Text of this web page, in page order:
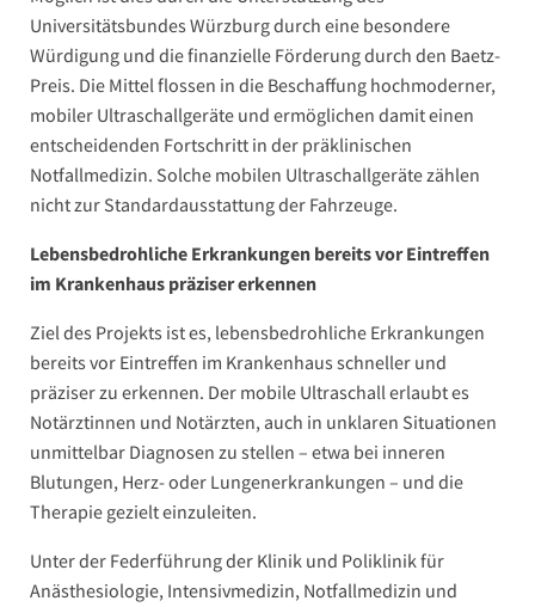
Universitätsbundes Würzburg durch eine besondere
Würdigung und die finanzielle Förderung durch den Baetz-
Preis. Die Mittel flossen in die Beschaffung hochmoderner,
mobiler Ultraschallgeräte und ermöglichen damit einen
entscheidenden Fortschritt in der präklinischen
Notfallmedizin. Solche mobilen Ultraschallgeräte zählen
nicht zur Standardausstattung der Fahrzeuge.
Lebensbedrohliche Erkrankungen bereits vor Eintreffen
im Krankenhaus präziser erkennen
Ziel des Projekts ist es, lebensbedrohliche Erkrankungen
bereits vor Eintreffen im Krankenhaus schneller und
präziser zu erkennen. Der mobile Ultraschall erlaubt es
Notärztinnen und Notärzten, auch in unklaren Situationen
unmittelbar Diagnosen zu stellen – etwa bei inneren
Blutungen, Herz- oder Lungenerkrankungen – und die
Therapie gezielt einzuleiten.
Unter der Federführung der Klinik und Poliklinik für
Anästhesiologie, Intensivmedizin, Notfallmedizin und